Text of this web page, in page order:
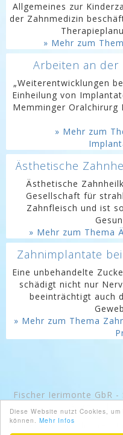
Diese Website nutzt Cookies,
können. Mehr Infos
Allgemeines zur
der Zahnmedizin
» Mehr zum
Arbeiten an
„Weiterentwicklungen
Einheilung von
Memminger Oralchirurg
» Mehr zum
Ästhetische
Ästhetische
Gesellschaft für
Zahnfleisch und ist
» Mehr zum Thema
Zahnimplantate
Eine unbehandelte
schädigt nicht nur
beeinträchtigt auch
» Mehr zum Thema
Fischer Ierimonte GbR
Butzbach -
Home Kontakt